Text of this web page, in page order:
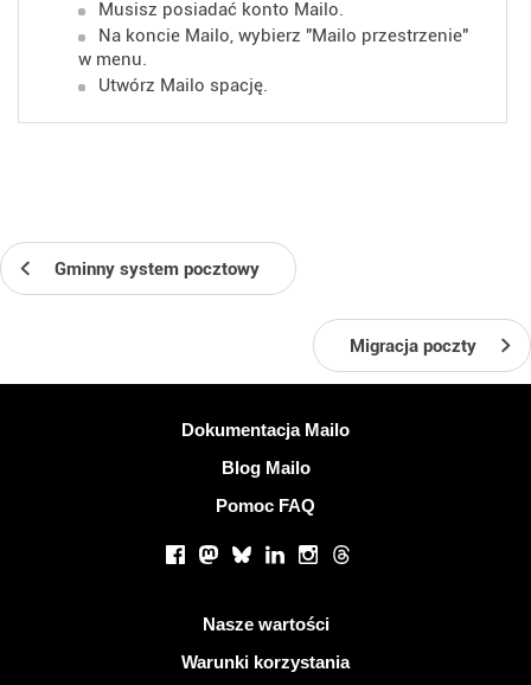
Musisz posiadać konto Mailo.
Na koncie Mailo, wybierz "Mailo przestrzenie"
w menu.
Utwórz Mailo spację.
Gminny system pocztowy
Migracja poczty
Dokumentacja Mailo
Blog Mailo
Pomoc FAQ
Facebook
Mastodon
BlueskyLinkedInInstagram
Threads
Nasze wartości
Warunki korzystania